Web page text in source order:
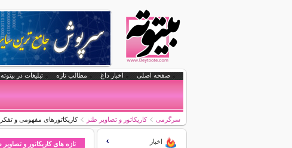
صفحه اصلی اخبار داغ مطالب تازه تبلیغات در بیتوته
سرگرمی کاریکاتور و تصاویر طنز کاریکاتورهای مفهومی و تفکر
تازه های کاریکاتور و تصاویر اخبار